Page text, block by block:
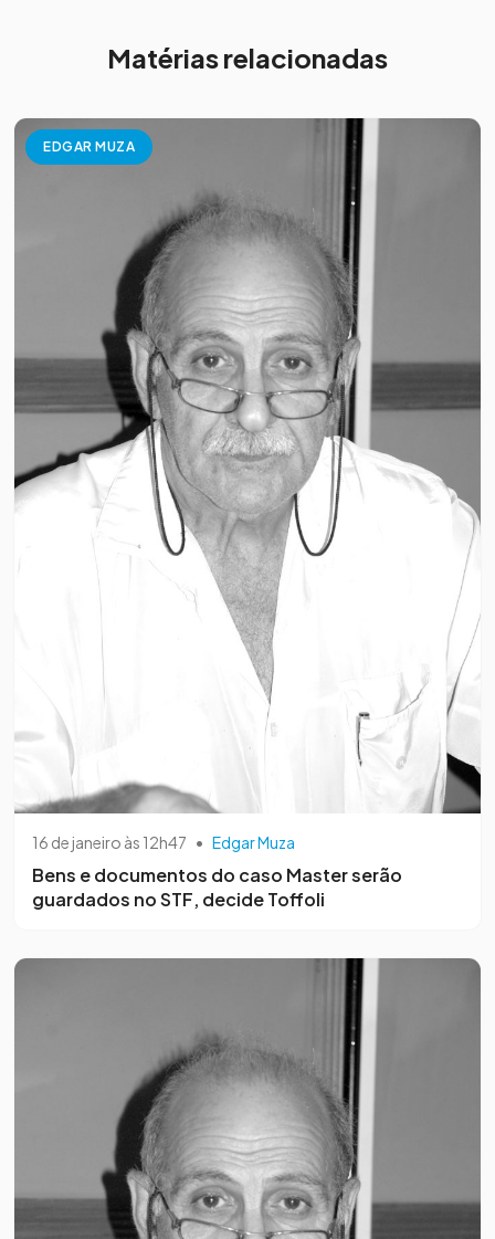
Matérias relacionadas
EDGAR MUZA
16 de janeiro às 12h47 • Edgar Muza
Bens e documentos do caso Master serão
guardados no STF, decide Toffoli